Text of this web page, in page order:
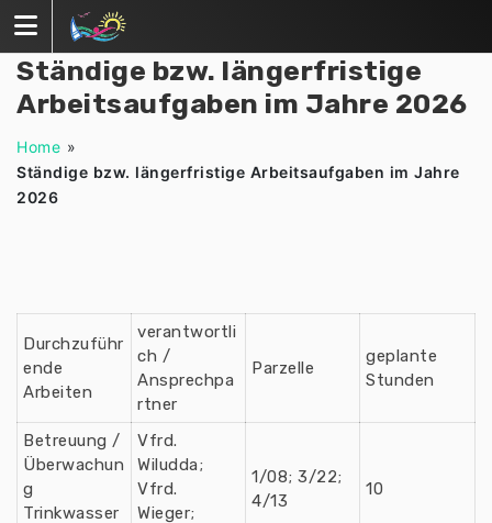
Inhalt
springen
Ständige bzw. längerfristige
Arbeitsaufgaben im Jahre 2026
Home »
Ständige bzw. längerfristige Arbeitsaufgaben im Jahre
2026
Durchzuführ
ende
Arbeiten
verantwortli
ch /
Ansprechpa
rtner
Parzelle
geplante
Stunden
Betreuung /
Überwachun
g
Trinkwasser
Vfrd.
Wiludda;
Vfrd.
Wieger;
1/08; 3/22;
4/13
10